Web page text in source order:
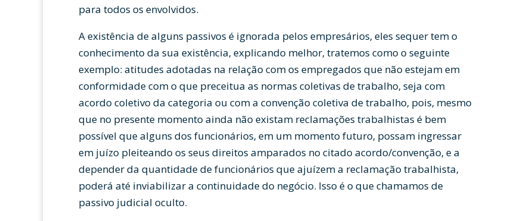
para todos os envolvidos.
A existência de alguns passivos é ignorada pelos empresários, eles sequer tem o
conhecimento da sua existência, explicando melhor, tratemos como o seguinte
exemplo: atitudes adotadas na relação com os empregados que não estejam em
conformidade com o que preceitua as normas coletivas de trabalho, seja com
acordo coletivo da categoria ou com a convenção coletiva de trabalho, pois, mesmo
que no presente momento ainda não existam reclamações trabalhistas é bem
possível que alguns dos funcionários, em um momento futuro, possam ingressar
em juízo pleiteando os seus direitos amparados no citado acordo/convenção, e a
depender da quantidade de funcionários que ajuízem a reclamação trabalhista,
poderá até inviabilizar a continuidade do negócio. Isso é o que chamamos de
passivo judicial oculto.